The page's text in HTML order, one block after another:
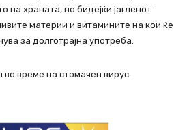
на храната, но бидејќи јагленот
материи и витамините на кои ќе
за долготрајна употреба.
во време на стомачен вирус.